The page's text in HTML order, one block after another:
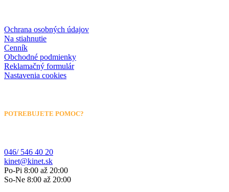
Ochrana osobných údajov
Na stiahnutie
Cenník
Obchodné podmienky
Reklamačný formulár
Nastavenia cookies
POTREBUJETE POMOC?
046/ 546 40 20
kinet@kinet.sk
Po-Pi 8:00 až 20:00
So-Ne 8:00 až 20:00